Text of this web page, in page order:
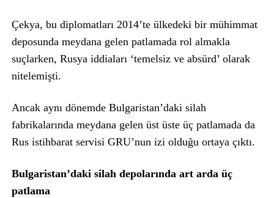
Çekya, bu diplomatları 2014’te ülkedeki bir mühimmat
deposunda meydana gelen patlamada rol almakla
suçlarken, Rusya iddiaları ‘temelsiz ve absürd’ olarak
nitelemişti.
Ancak aynı dönemde Bulgaristan’daki silah
fabrikalarında meydana gelen üst üste üç patlamada da
Rus istihbarat servisi GRU’nun izi olduğu ortaya çıktı.
Bulgaristan’daki silah depolarında art arda üç
patlama